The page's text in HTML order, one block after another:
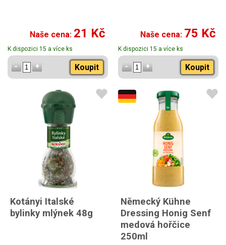
Naše cena: 21 Kč
K dispozici 15 a více ks
Koupit
Naše cena: 75 Kč
K dispozici 15 a více ks
Koupit
Kotányi Italské
bylinky mlýnek 48g
Německý Kühne
Dressing Honig Senf
medová hořčice
250ml